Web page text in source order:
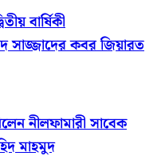
বার্ষিকী
সাজ্জাদের কবর জিয়ারত
নীলফামারী সাবেক
মাহমুদ